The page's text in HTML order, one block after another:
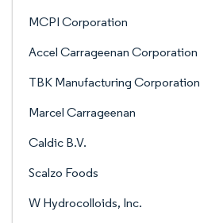
MCPI Corporation
Accel Carrageenan Corporation
TBK Manufacturing Corporation
Marcel Carrageenan
Caldic B.V.
Scalzo Foods
W Hydrocolloids, Inc.